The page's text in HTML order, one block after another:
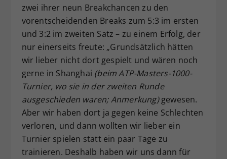
zwei ihrer neun Breakchancen zu den
vorentscheidenden Breaks zum 5:3 im ersten
und 3:2 im zweiten Satz – zu einem Erfolg, der
nur einerseits freute: „Grundsätzlich hätten
wir lieber nicht dort gespielt und wären noch
gerne in Shanghai (beim ATP-Masters-1000-
Turnier, wo sie in der zweiten Runde
ausgeschieden waren; Anmerkung)gewesen.
Aber wir haben dort ja gegen keine Schlechten
verloren, und dann wollten wir lieber ein
Turnier spielen statt ein paar Tage zu
trainieren. Deshalb haben wir uns dann für